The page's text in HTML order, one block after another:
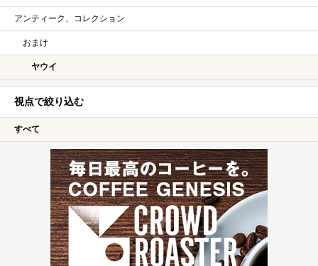
アンティーク、コレクション
おまけ
ヤウイ
視点で絞り込む
すべて